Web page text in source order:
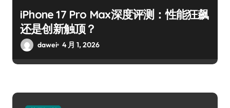
iPhone 17 Pro Max深度评测：性能狂飙
还是创新触顶？
dawei 4 月 1, 2026